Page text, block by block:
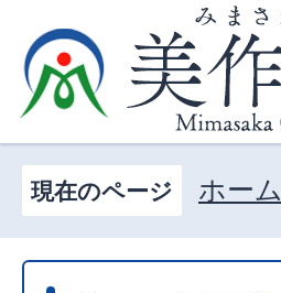
現在のページ ホーム